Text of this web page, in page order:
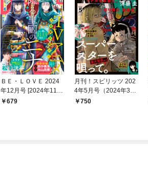
ＢＥ・ＬＯＶＥ 2024
年12月号 [2024年11月
1日発売]
679
月刊！スピリッツ 202
4年5月号（2024年3月
27日発売号）
750